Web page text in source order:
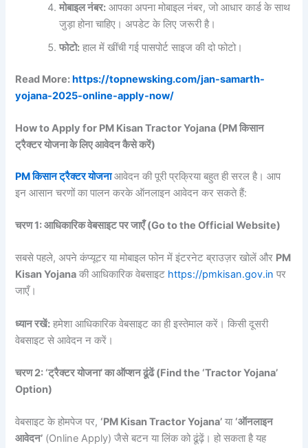
मोबाइलनंबर: आपका अपना मोबाइल नंबर, जो आधार कार्ड के साथ
जुड़ा होना चाहिए। अपडेट के लिए जरूरी है।
फोटो: हाल में खींची गई पासपोर्ट साइज की दो फोटो।
Read More:https://topnewsking.com/jan-samarth-
yojana-2025-online-apply-now/
How to Apply for PM Kisan Tractor Yojana (PMकिसान
ट्रैक्टरयोजनाकेलिएआवेदनकैसेकरें)
PM किसान ट्रैक्टर योजनाआवेदन की पूरी प्रक्रिया बहुत ही सरल है। आप
इन आसान चरणों का पालन करके ऑनलाइन आवेदन कर सकते हैं:
चरण 1:आधिकारिकवेबसाइटपरजाएँ (Go to the Official Website)
सबसे पहले, अपने कंप्यूटर या मोबाइल फोन में इंटरनेट ब्राउज़र खोलें और PM
Kisan Yojana की आधिकारिक वेबसाइट https://pmkisan.gov.in पर
जाएँ।
ध्यानरखें: हमेशा आधिकारिक वेबसाइट का ही इस्तेमाल करें। किसी दूसरी
वेबसाइट से आवेदन न करें।
चरण 2: ‘ट्रैक्टरयोजना’काऑप्शनढूंढें (Find the ‘Tractor Yojana’
Option)
वेबसाइट के होमपेज पर, ‘PM Kisan Tractor Yojana’ या ‘ऑनलाइन
आवेदन’ (Online Apply) जैसे बटन या लिंक को ढूंढ़ें। हो सकता है यह